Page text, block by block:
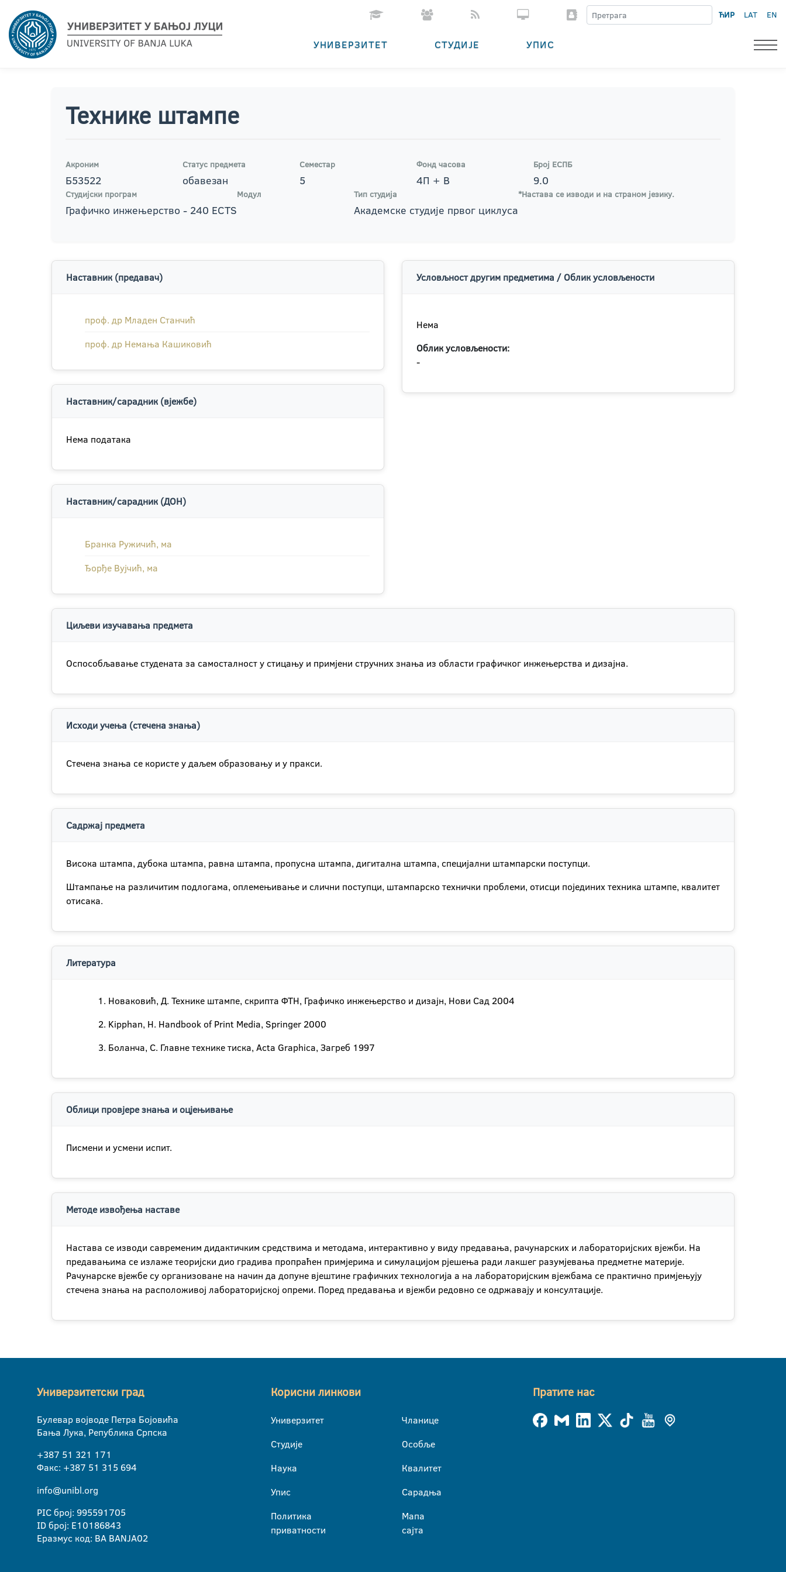
ЋИР LAT EN
УНИВЕРЗИТЕТ СТУДИЈЕ УПИС
Технике штампе
Акроним
Б53522
Статус предмета
обавезан
Семестар
5
Фонд часова
4П + В
Број ЕСПБ
9.0
Студијски програм
Графичко инжењерство - 240 ECTS
Модул Тип студија
Академске студије првог циклуса
*Настава се изводи и на страном језику.
Наставник (предавач)
проф. др Младен Станчић
проф. др Немања Кашиковић
Наставник/сарадник (вјежбе)
Нема података
Наставник/сарадник (ДОН)
Бранка Ружичић, ма
Ђорђе Вујчић, ма
Условљност другим предметима / Облик условљености
Нема
Облик условљености:
-
Циљеви изучавања предмета
Оспособљавање студената за самосталност у стицању и примјени стручних знања из области графичког инжењерства и дизајна.
Исходи учења (стечена знања)
Стечена знања се користе у даљем образовању и у пракси.
Садржај предмета
Висока штампа, дубока штампа, равна штампа, пропусна штампа, дигитална штампа, специјални штампарски поступци.
Штампање на различитим подлогама, оплемењивање и слични поступци, штампарско технички проблеми, отисци појединих техника штампе, квалитет
отисака.
Литература
Новаковић, Д. Технике штампе, скрипта ФТН, Графичко инжењерство и дизајн, Нови Сад 2004
Kipphan, H. Handbook of Print Media, Springer 2000
Боланча, С. Главне технике тиска, Acta Graphica, Загреб 1997
Облици провјере знања и оцјењивање
Писмени и усмени испит.
Методе извођења наставе
Настава се изводи савременим дидактичким средствима и методама, интерактивно у виду предавања, рачунарских и лабораторијских вјежби. На
предавањима се излаже теоријски дио градива пропраћен примјерима и симулацијом рјешења ради лакшег разумјевања предметне материје.
Рачунарске вјежбе су организоване на начин да допуне вјештине графичких технологија а на лабораторијским вјежбама се практично примјењују
стечена знања на расположивој лабораторијској опреми. Поред предавања и вјежби редовно се одржавају и консултације.
Универзитетски град
Булевар војводе Петра Бојовића
Бања Лука, Република Српска
+387 51 321 171
Факс: +387 51 315 694
info@unibl.org
PIC број: 995591705
ID број: E10186843
Еразмус код: BA BANJA02
Корисни линкови
Универзитет
Студије
Наука
Упис
Политика
приватности
Чланице
Особље
Квалитет
Сарадња
Мапа
сајта
Пратите нас